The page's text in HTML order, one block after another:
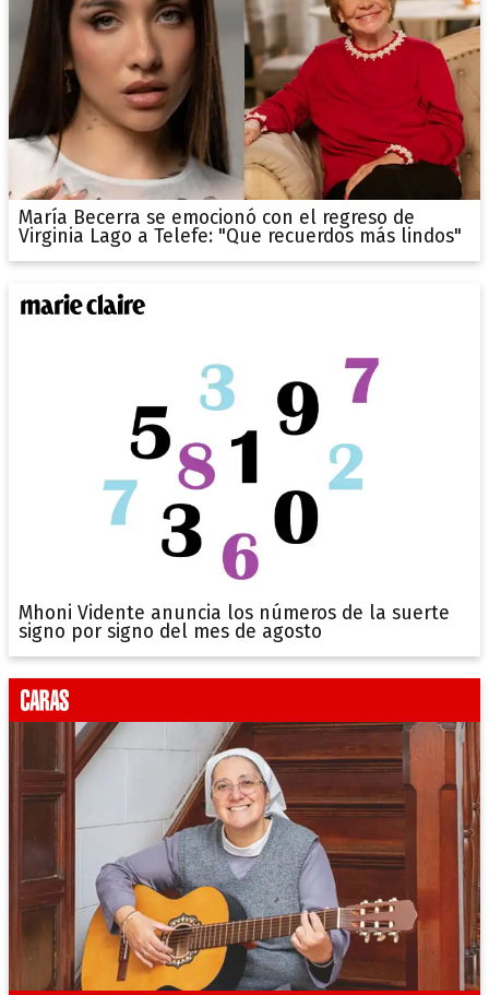
María Becerra se emocionó con el regreso de
Virginia Lago a Telefe: "Que recuerdos más lindos"
Mhoni Vidente anuncia los números de la suerte
signo por signo del mes de agosto